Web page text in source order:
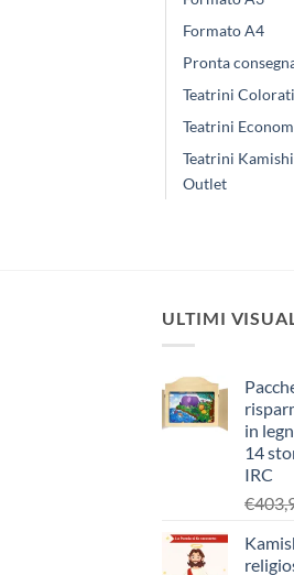
Formato A4
Pronta
Teatrini Colorati
Teatrini
Teatrini
Outlet
ULTIMI
in
14
IRC
€